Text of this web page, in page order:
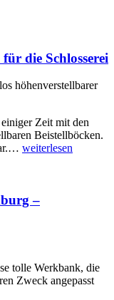
die Schlosserei
Zeit mit den
Beistellböcken.
weiterlesen
–
tolle Werkbank, die
Zweck angepasst